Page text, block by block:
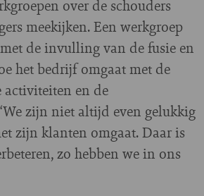
over de schouders
meekijken. Een werkgroep
de invulling van de fusie en
het bedrijf omgaat met de
activiteiten en de
zijn niet altijd even gelukkig
zijn klanten omgaat. Daar is
zo hebben we in ons